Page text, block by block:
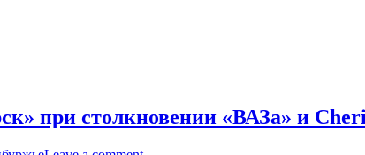
при столкновении «ВАЗа» и